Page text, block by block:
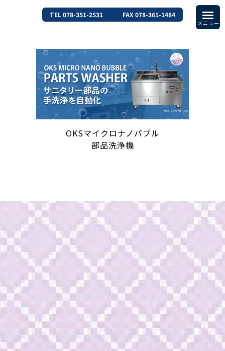
TEL 078-351-2531 FAX 078-361-1484
OKSマイクロナノバブル
部品洗浄機